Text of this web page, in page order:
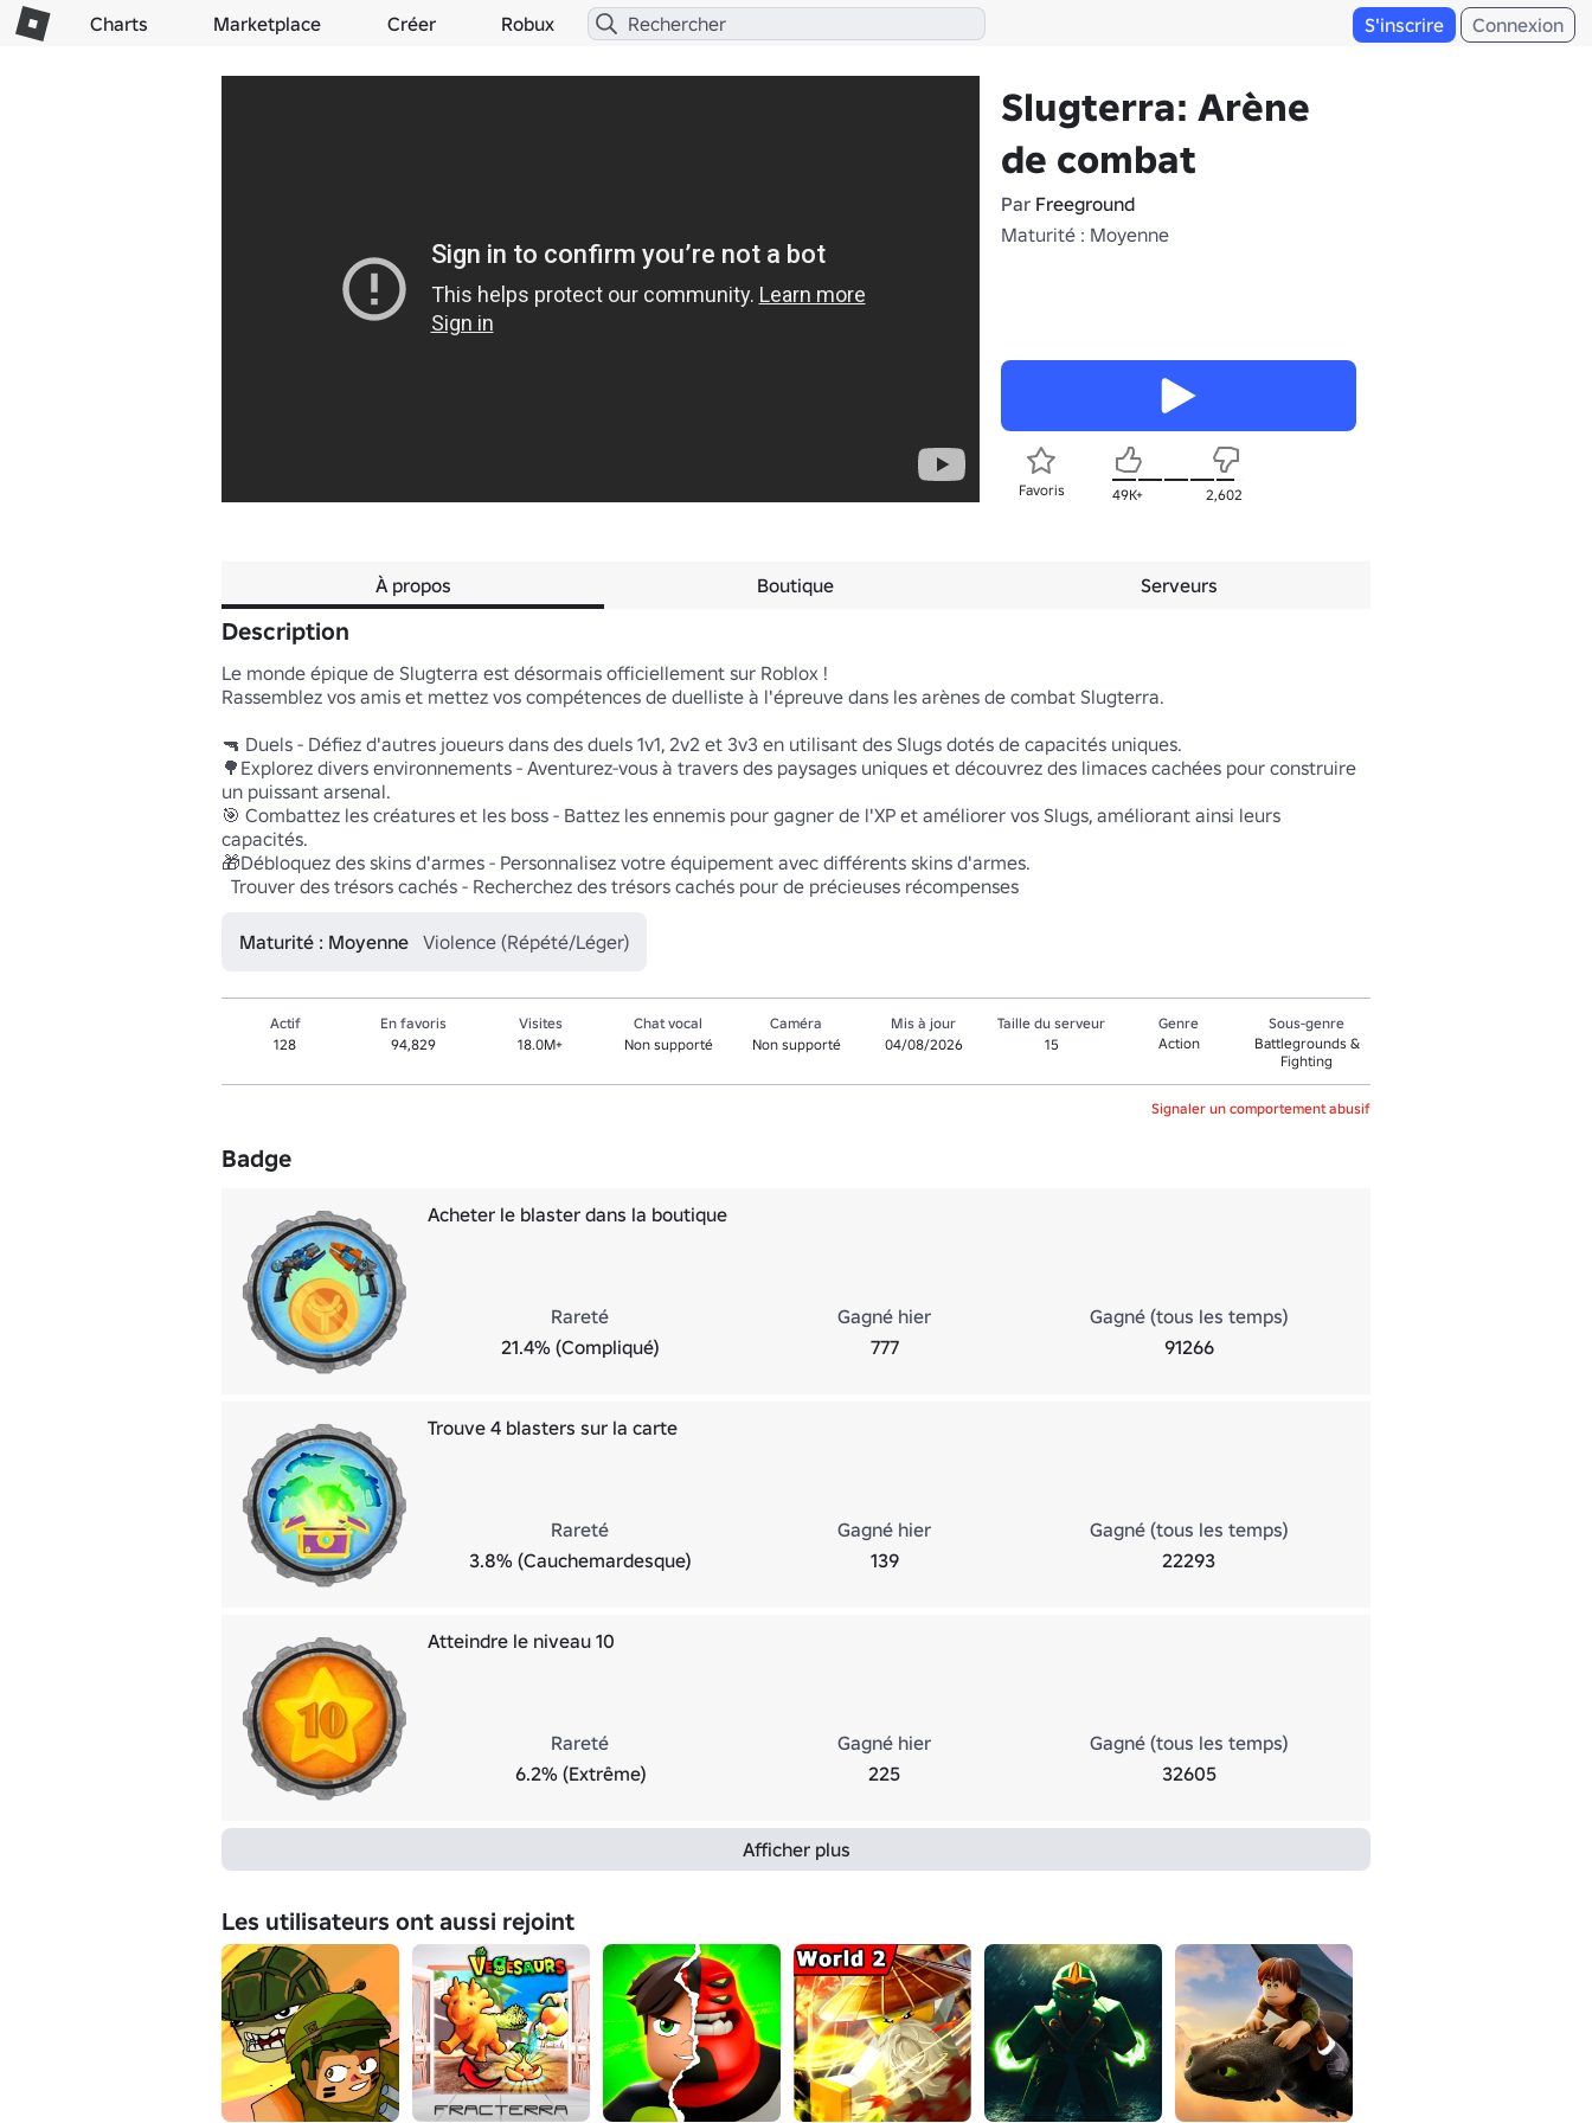
Charts Marketplace Créer Robux S'inscrire Connexion
Slugterra: Arène
de combat
Par Freeground
Maturité : Moyenne
Favoris 49K+ 2,602
À propos Boutique Serveurs
Description
Le monde épique de Slugterra est désormais officiellement sur Roblox !
Rassemblez vos amis et mettez vos compétences de duelliste à l'épreuve dans les arènes de combat Slugterra.
🔫 Duels - Défiez d'autres joueurs dans des duels 1v1, 2v2 et 3v3 en utilisant des Slugs dotés de capacités uniques.
🌳Explorez divers environnements - Aventurez-vous à travers des paysages uniques et découvrez des limaces cachées pour construire
un puissant arsenal.
🎯 Combattez les créatures et les boss - Battez les ennemis pour gagner de l'XP et améliorer vos Slugs, améliorant ainsi leurs
capacités.
🎁Débloquez des skins d'armes - Personnalisez votre équipement avec différents skins d'armes.
  Trouver des trésors cachés - Recherchez des trésors cachés pour de précieuses récompenses
Maturité : Moyenne Violence (Répété/Léger)
Actif
128
En favoris
94,829
Visites
18.0M+
Chat vocal
Non supporté
Caméra
Non supporté
Mis à jour
04/08/2026
Taille du serveur
15
Genre
Action
Sous-genre
Battlegrounds &
Fighting
Signaler un comportement abusif
Badge
Acheter le blaster dans la boutique
Rareté
21.4% (Compliqué)
Gagné hier
777
Gagné (tous les temps)
91266
Trouve 4 blasters sur la carte
Rareté
3.8% (Cauchemardesque)
Gagné hier
139
Gagné (tous les temps)
22293
Atteindre le niveau 10
Rareté
6.2% (Extrême)
Gagné hier
225
Gagné (tous les temps)
32605
Afficher plus
Les utilisateurs ont aussi rejoint